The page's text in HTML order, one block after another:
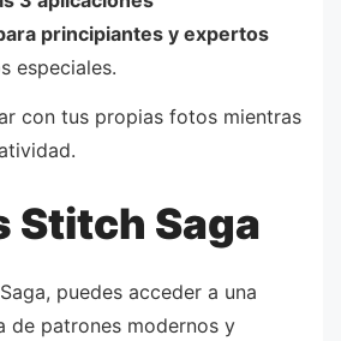
principiantes y expertos
especiales.
con tus propias fotos mientras
Stitch Saga
puedes acceder a una
de patrones modernos y